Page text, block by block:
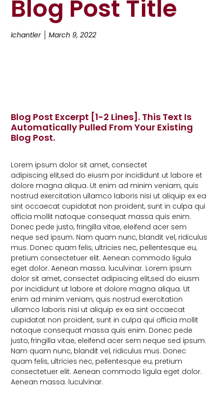
Blog Post Title
Ichantler March 9, 2022
Blog Post Excerpt [1-2 Lines]. This Text Is
Automatically Pulled From Your Existing
Blog Post.
Lorem ipsum dolor sit amet, consectet
adipiscing elit,sed do eiusm por incididunt ut labore et
dolore magna aliqua. Ut enim ad minim veniam, quis
nostrud exercitation ullamco laboris nisi ut aliquip ex ea
sint occaecat cupidatat non proident, sunt in culpa qui
officia mollit natoque consequat massa quis enim.
Donec pede justo, fringilla vitae, eleifend acer sem
neque sed ipsum. Nam quam nunc, blandit vel, ridiculus
mus. Donec quam felis, ultricies nec, pellentesque eu,
pretium consectetuer elit. Aenean commodo ligula
eget dolor. Aenean massa. luculvinar. Lorem ipsum
dolor sit amet, consectet adipiscing elit,sed do eiusm
por incididunt ut labore et dolore magna aliqua. Ut
enim ad minim veniam, quis nostrud exercitation
ullamco laboris nisi ut aliquip ex ea sint occaecat
cupidatat non proident, sunt in culpa qui officia mollit
natoque consequat massa quis enim. Donec pede
justo, fringilla vitae, eleifend acer sem neque sed ipsum.
Nam quam nunc, blandit vel, ridiculus mus. Donec
quam felis, ultricies nec, pellentesque eu, pretium
consectetuer elit. Aenean commodo ligula eget dolor.
Aenean massa. luculvinar.